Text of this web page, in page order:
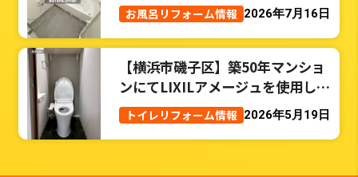
お風呂リフォーム情報 2026年7月16日
【横浜市磯子区】築50年マンショ
ンにてLIXILアメージュを使用した
トイレリフォーム事例
トイレリフォーム情報 2026年5月19日